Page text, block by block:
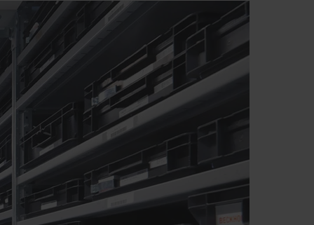
rapide et efficace en cas de besoin urgent de pièces
service. Nous avons en stock les principales pièces
spécifiques au client dans un bref délai. Grâce à
livrer nos pièces de rechange rapidement et avec une